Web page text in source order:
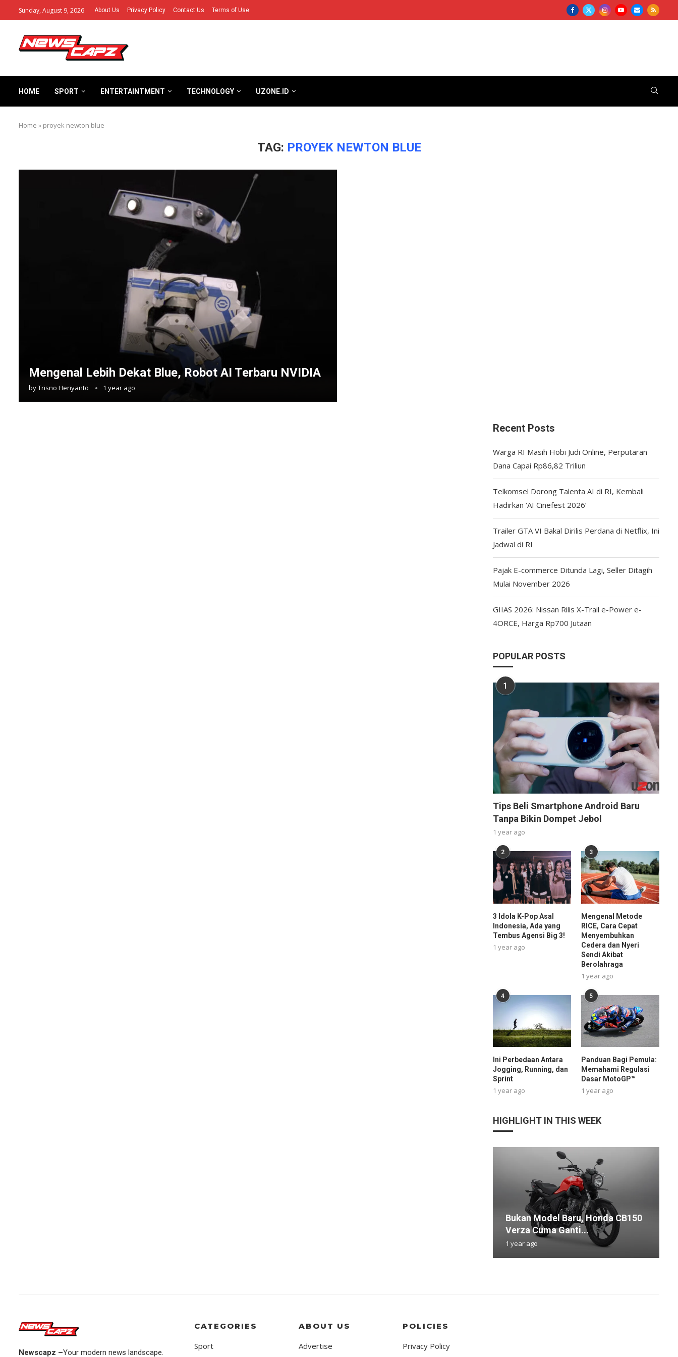
Sunday, August 9, 2026 About Us Privacy Policy Contact Us Terms of Use
HOME SPORT ENTERTAINTMENT TECHNOLOGY UZONE.ID
Home » proyek newton blue
TAG: PROYEK NEWTON BLUE
Mengenal Lebih Dekat Blue, Robot AI Terbaru NVIDIA
byTrisno Heriyanto 1 year ago
Recent Posts
Warga RI Masih Hobi Judi Online, Perputaran
Dana Capai Rp86,82 Triliun
Telkomsel Dorong Talenta AI di RI, Kembali
Hadirkan ‘AI Cinefest 2026’
Trailer GTA VI Bakal Dirilis Perdana di Netflix, Ini
Jadwal di RI
Pajak E-commerce Ditunda Lagi, Seller Ditagih
Mulai November 2026
GIIAS 2026: Nissan Rilis X-Trail e-Power e-
4ORCE, Harga Rp700 Jutaan
POPULAR POSTS
1
Tips Beli Smartphone Android Baru
Tanpa Bikin Dompet Jebol
1 year ago
2
3 Idola K-Pop Asal
Indonesia, Ada yang
Tembus Agensi Big 3!
1 year ago
3
Mengenal Metode
RICE, Cara Cepat
Menyembuhkan
Cedera dan Nyeri
Sendi Akibat
Berolahraga
1 year ago
4
Ini Perbedaan Antara
Jogging, Running, dan
Sprint
1 year ago
5
Panduan Bagi Pemula:
Memahami Regulasi
Dasar MotoGP™
1 year ago
HIGHLIGHT IN THIS WEEK
Bukan Model Baru, Honda CB150
Verza Cuma Ganti...
1 year ago
Newscapz –Your modern news landscape.
CATEGORIES
Sport
ABOUT US
Advertise
POLICIES
Privacy Policy